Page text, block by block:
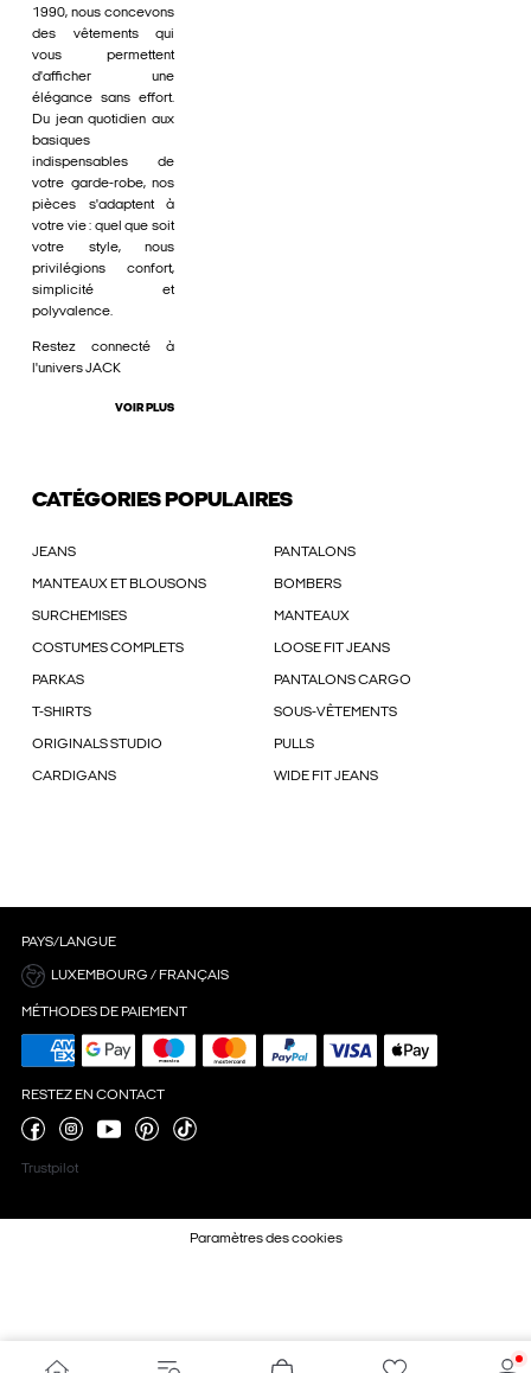
1990, nous concevons
des vêtements qui
vous permettent
d'afficher une
élégance sans effort.
Du jean quotidien aux
basiques
indispensables de
votre garde-robe, nos
pièces s'adaptent à
votre vie : quel que soit
votre style, nous
privilégions confort,
simplicité et
polyvalence.
Restez connecté à
l'univers JACK
VOIR PLUS
CATÉGORIES POPULAIRES
JEANS PANTALONS
MANTEAUX ET BLOUSONS BOMBERS
SURCHEMISES MANTEAUX
COSTUMES COMPLETS LOOSE FIT JEANS
PARKAS PANTALONS CARGO
T-SHIRTS SOUS-VÊTEMENTS
ORIGINALS STUDIO PULLS
CARDIGANS WIDE FIT JEANS
PAYS/LANGUE
LUXEMBOURG / FRANÇAIS
MÉTHODES DE PAIEMENT
RESTEZ EN CONTACT
Trustpilot
Paramètres des cookies